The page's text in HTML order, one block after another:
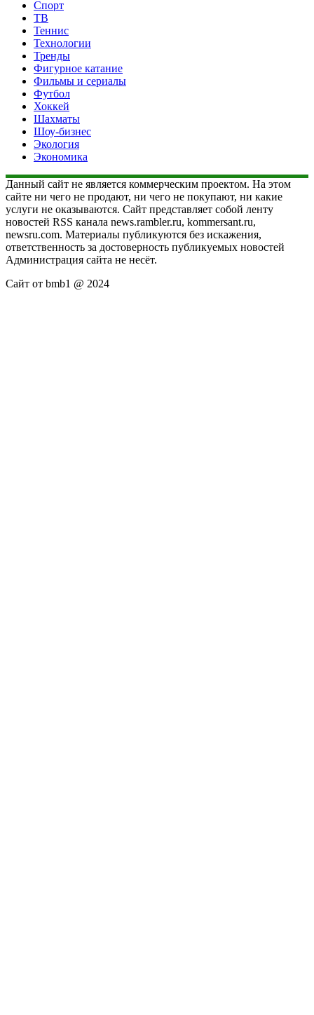
Спорт
ТВ
Теннис
Технологии
Тренды
Фигурное катание
Фильмы и сериалы
Футбол
Хоккей
Шахматы
Шоу-бизнес
Экология
Экономика
Данный сайт не является коммерческим проектом. На этом
сайте ни чего не продают, ни чего не покупают, ни какие
услуги не оказываются. Сайт представляет собой ленту
новостей RSS канала news.rambler.ru, kommersant.ru,
newsru.com. Материалы публикуются без искажения,
ответственность за достоверность публикуемых новостей
Администрация сайта не несёт.
Сайт от bmb1 @ 2024